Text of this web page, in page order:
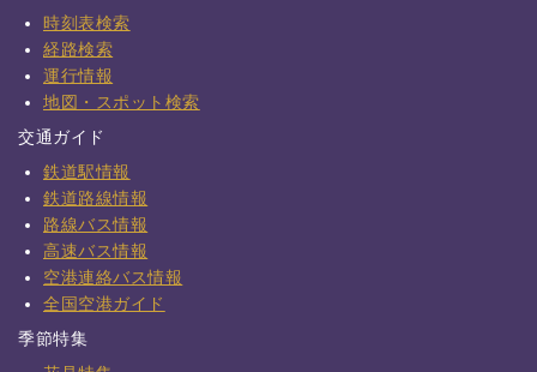
時刻表検索
経路検索
運行情報
地図・スポット検索
交通ガイド
鉄道駅情報
鉄道路線情報
路線バス情報
高速バス情報
空港連絡バス情報
全国空港ガイド
季節特集